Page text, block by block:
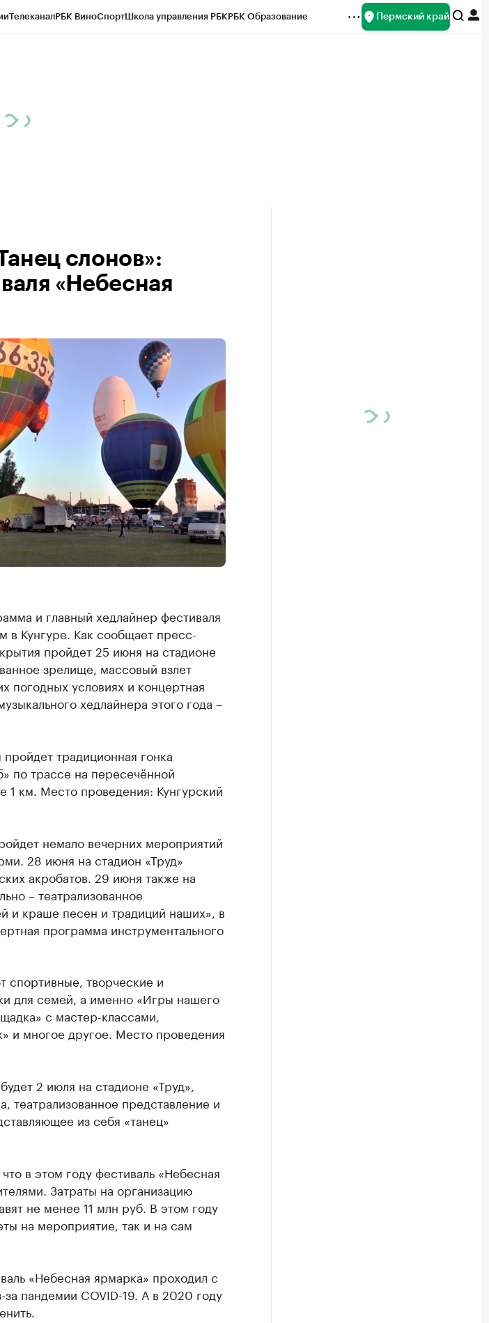
ТелеканалРБК ВиноСпортШкола управления РБКРБК Образование Пермский край
слонов»:
«Небесная
и главный хедлайнер фестиваля
в Кунгуре. Как сообщает пресс-
пройдет 25 июня на стадионе
зрелище, массовый взлет
погодных условиях и концертная
хедлайнера этого года –
традиционная гонка
по трассе на пересечённой
1 км. Место проведения: Кунгурский
немало вечерних мероприятий
28 июня на стадион «Труд»
акробатов. 29 июня также на
– театрализованное
и краше песен и традиций наших», в
программа инструментального
спортивные, творческие и
для семей, а именно «Игры нашего
с мастер-классами,
и многое другое. Место проведения
2 июля на стадионе «Труд»,
театрализованное представление и
из себя «танец»
в этом году фестиваль «Небесная
Затраты на организацию
не менее 11 млн руб. В этом году
на мероприятие, так и на сам
«Небесная ярмарка» проходил с
пандемии COVID-19. А в 2020 году